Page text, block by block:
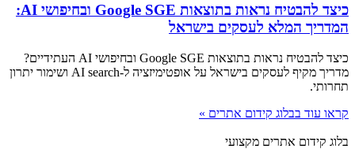
כיצד להבטיח נראות בתוצאות Google SGE ובחיפושי AI:
המדריך המלא לעסקים בישראל
כיצד להבטיח נראות בתוצאות Google SGE ובחיפושי AI העתידיים?
מדריך מקיף לעסקים בישראל על אופטימיזציה ל-AI search ושימור יתרון
תחרותי.
קראו עוד בבלוג קידום אתרים »
בלוג קידום אתרים מקצועי